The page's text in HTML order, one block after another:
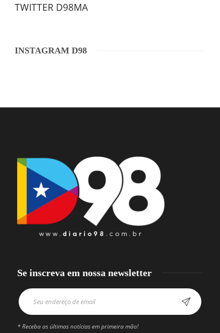
TWITTER D98MA
INSTAGRAM D98
Se inscreva em nossa newsletter
* Receba as últimas notícias em primeira mão!